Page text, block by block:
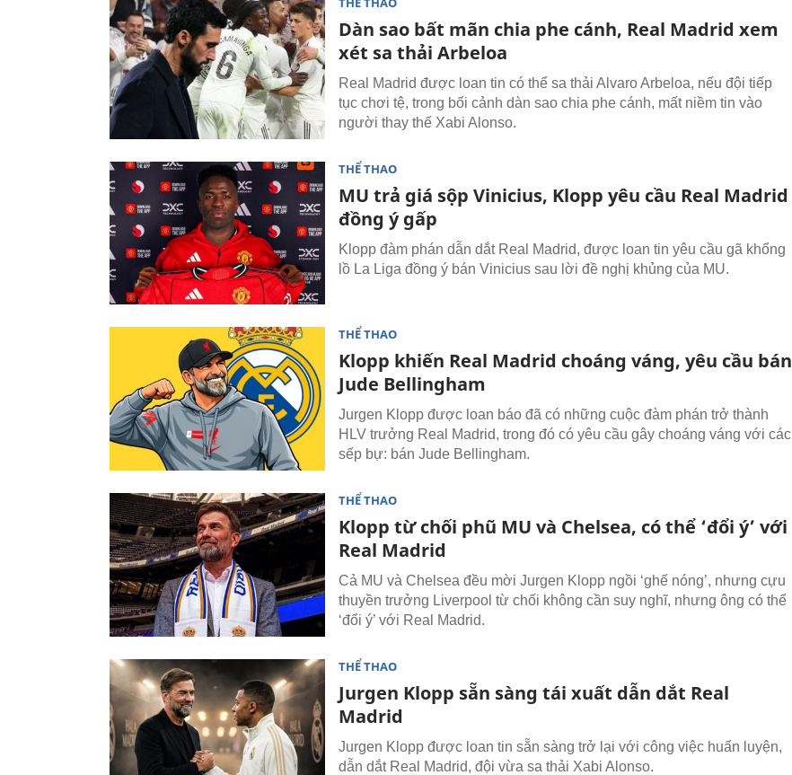
Dàn sao bất mãn chia phe cánh, Real Madrid xem
xét sa thải Arbeloa
Real Madrid được loan tin có thể sa thải Alvaro Arbeloa, nếu đội tiếp
tục chơi tệ, trong bối cảnh dàn sao chia phe cánh, mất niềm tin vào
người thay thế Xabi Alonso.
THỂ THAO
MU trả giá sộp Vinicius, Klopp yêu cầu Real Madrid
đồng ý gấp
Klopp đàm phán dẫn dắt Real Madrid, được loan tin yêu cầu gã khổng
lồ La Liga đồng ý bán Vinicius sau lời đề nghị khủng của MU.
THỂ THAO
Klopp khiến Real Madrid choáng váng, yêu cầu bán
Jude Bellingham
Jurgen Klopp được loan báo đã có những cuộc đàm phán trở thành
HLV trưởng Real Madrid, trong đó có yêu cầu gây choáng váng với các
sếp bự: bán Jude Bellingham.
THỂ THAO
Klopp từ chối phũ MU và Chelsea, có thể ‘đổi ý’ với
Real Madrid
Cả MU và Chelsea đều mời Jurgen Klopp ngồi ‘ghế nóng’, nhưng cựu
thuyền trưởng Liverpool từ chối không cần suy nghĩ, nhưng ông có thể
‘đổi ý’ với Real Madrid.
THỂ THAO
Jurgen Klopp sẵn sàng tái xuất dẫn dắt Real
Madrid
Jurgen Klopp được loan tin sẵn sàng trở lại với công việc huấn luyện,
dẫn dắt Real Madrid, đội vừa sa thải Xabi Alonso.